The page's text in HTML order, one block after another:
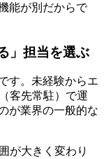
能が別だからで
」担当を選ぶ
す。未経験からエ
客先常駐）で運
が業界の一般的な
が大きく変わり